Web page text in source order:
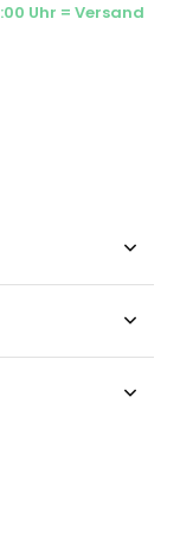
Uhr = Versand